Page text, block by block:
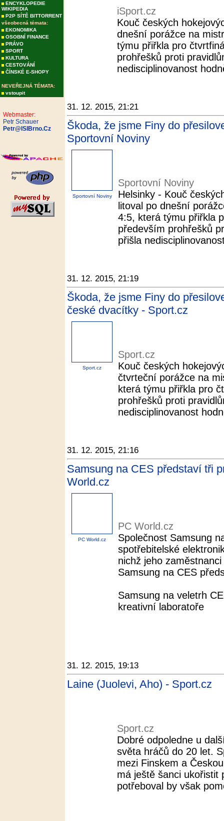
ENCYKLOPEDIE
WIKIPEDIA
P2P SÍTĚ BITTORRENT
všeobecná témata:
EKONOMIKA
OSOBNÍ FINANCE
PRÁVO
SPORT
KULTURA
CESTOVÁNÍ
ČÍNSKÉ E-SHOPY
NEVEŘEJNÁ TÉMATA:
vstoupit
Webmaster:
Petr Schauer
Petr@ISIBrno.Cz
iSport.cz
Kouč českých
dnešní porážce na
týmu přiřkla pro
prohřešků proti
nedisciplinovanost
31. 12. 2015, 21:21
Škoda, že jsme Finy do
Sportovní Noviny
Sportovní Noviny
Sportovní Noviny
Helsinky - Kouč
litoval po dnešní
4:5, která týmu přiřkla
především prohřešků
přišla
31. 12. 2015, 21:19
Škoda, že jsme Finy do
české dvacítky - Sport.cz
Sport.cz
Sport.cz
Kouč českých
čtvrteční porážce na
která týmu přiřkla pro
prohřešků proti
nedisciplinovanost
31. 12. 2015, 21:16
Samsung na CES představí tři
World.cz
PC World.cz
PC World.cz
Společnost Samsung
spotřebitelské
nichž jeho
Samsung na CES
Samsung na veletrh
kreativní laboratoře
31. 12. 2015, 19:13
Laine (Juolevi, Aho) - Sport.cz
Sport.cz
Dobré odpoledne u
světa hráčů do 20 let.
mezi Finskem a
má ještě šanci
potřeboval by však